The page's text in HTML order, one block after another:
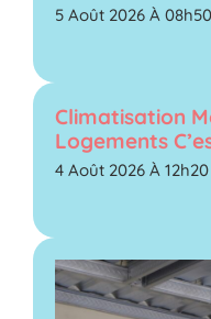
5 Août 2026 À 08h50
Climatisation
Logements
4 Août 2026 À 12h20